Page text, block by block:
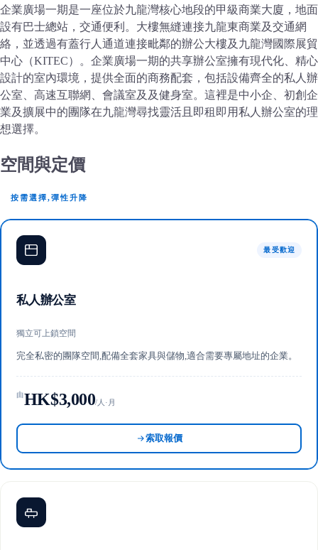
企業廣場一期是一座位於九龍灣核心地段的甲級商業大廈，地面
設有巴士總站，交通便利。大樓無縫連接九龍東商業及交通網
絡，並透過有蓋行人通道連接毗鄰的辦公大樓及九龍灣國際展貿
中心（KITEC）。企業廣場一期的共享辦公室擁有現代化、精心
設計的室內環境，提供全面的商務配套，包括設備齊全的私人辦
公室、高速互聯網、會議室及及健身室。這裡是中小企、初創企
業及擴展中的團隊在九龍灣尋找靈活且即租即用私人辦公室的理
想選擇。
空間與定價
按需選擇,彈性升降
最受歡迎
私人辦公室
獨立可上鎖空間
完全私密的團隊空間,配備全套家具與儲物,適合需要專屬地址的企業。
由HK$3,000/人·月
索取報價